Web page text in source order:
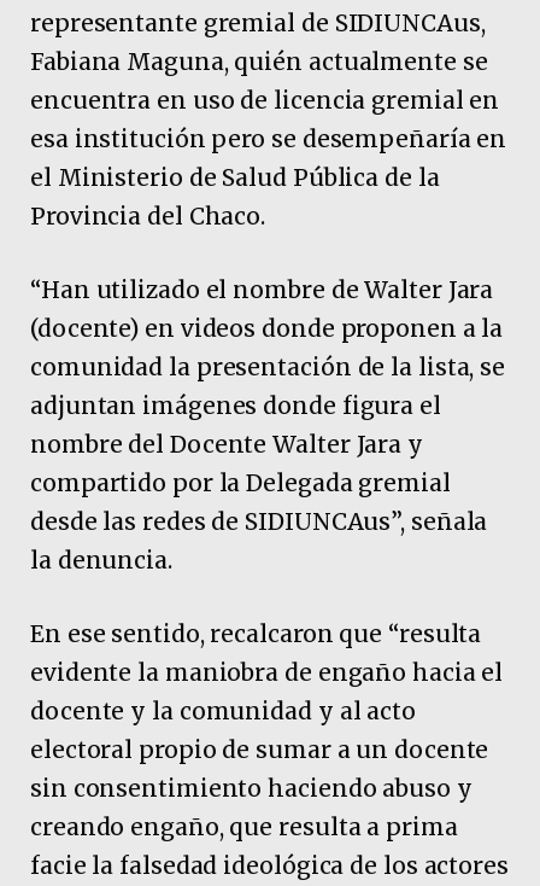
representante gremial de SIDIUNCAus,
Fabiana Maguna, quién actualmente se
encuentra en uso de licencia gremial en
esa institución pero se desempeñaría en
el Ministerio de Salud Pública de la
Provincia del Chaco.
“Han utilizado el nombre de Walter Jara
(docente) en videos donde proponen a la
comunidad la presentación de la lista, se
adjuntan imágenes donde figura el
nombre del Docente Walter Jara y
compartido por la Delegada gremial
desde las redes de SIDIUNCAus”, señala
la denuncia.
En ese sentido, recalcaron que “resulta
evidente la maniobra de engaño hacia el
docente y la comunidad y al acto
electoral propio de sumar a un docente
sin consentimiento haciendo abuso y
creando engaño, que resulta a prima
facie la falsedad ideológica de los actores